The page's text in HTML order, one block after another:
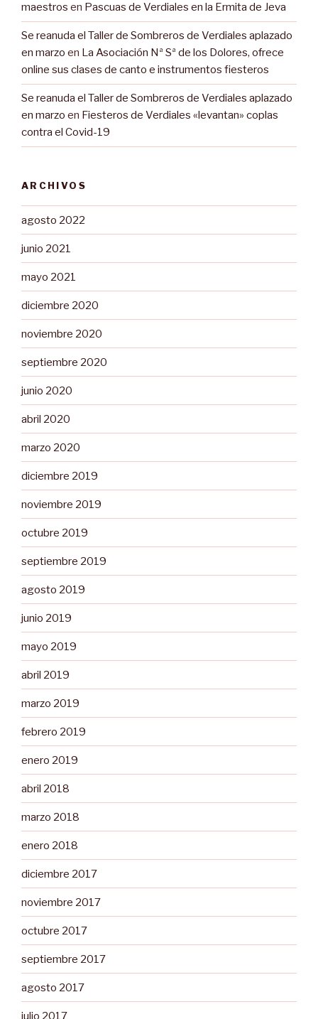
maestros en Pascuas de Verdiales en la Ermita de Jeva
Se reanuda el Taller de Sombreros de Verdiales aplazado
en marzo en La Asociación Nª Sª de los Dolores, ofrece
online sus clases de canto e instrumentos fiesteros
Se reanuda el Taller de Sombreros de Verdiales aplazado
en marzo en Fiesteros de Verdiales «levantan» coplas
contra el Covid-19
ARCHIVOS
agosto 2022
junio 2021
mayo 2021
diciembre 2020
noviembre 2020
septiembre 2020
junio 2020
abril 2020
marzo 2020
diciembre 2019
noviembre 2019
octubre 2019
septiembre 2019
agosto 2019
junio 2019
mayo 2019
abril 2019
marzo 2019
febrero 2019
enero 2019
abril 2018
marzo 2018
enero 2018
diciembre 2017
noviembre 2017
octubre 2017
septiembre 2017
agosto 2017
julio 2017